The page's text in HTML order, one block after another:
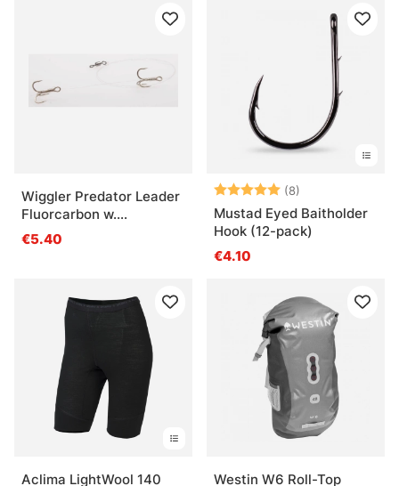
Wiggler Predator Leader
Fluorcarbon w.
gamakatsu Hook TR13
stl. 8 20lbs
€5.40
Arvio: (8)
Mustad Eyed Baitholder
Hook (12-pack)
€4.10
Aclima LightWool 140
Westin W6 Roll-Top